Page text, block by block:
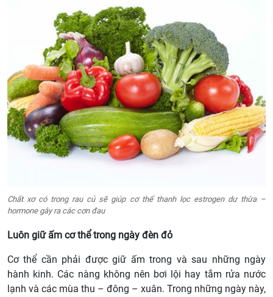
Chất xơ có trong rau củ sẽ giúp cơ thể thanh lọc estrogen dư thừa –
hormone gây ra các cơn đau
Luôn giữ ấm cơ thể trong ngày đèn đỏ
Cơ thể cần phải được giữ ấm trong và sau những ngày
hành kinh. Các nàng không nên bơi lội hay tắm rửa nước
lạnh và các mùa thu – đông – xuân. Trong những ngày này,